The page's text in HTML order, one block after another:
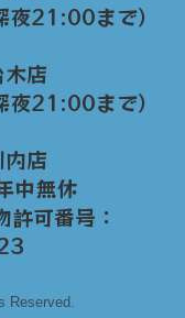
21:00まで）
店
21:00まで）
店
無休
可番号：
Reserved.